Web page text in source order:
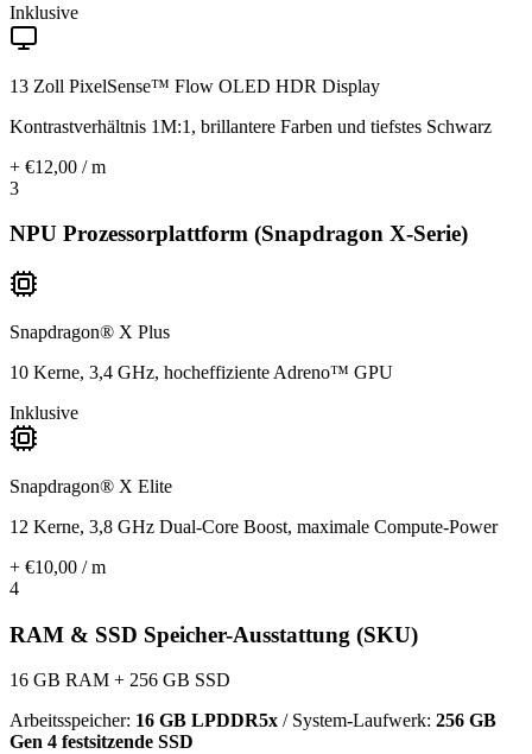
Inklusive
13 Zoll PixelSense™ Flow OLED HDR Display
Kontrastverhältnis 1M:1, brillantere Farben und tiefstes Schwarz
+ €12,00 / m
3
NPU Prozessorplattform (Snapdragon X-Serie)
Snapdragon® X Plus
10 Kerne, 3,4 GHz, hocheffiziente Adreno™ GPU
Inklusive
Snapdragon® X Elite
12 Kerne, 3,8 GHz Dual-Core Boost, maximale Compute-Power
+ €10,00 / m
4
RAM & SSD Speicher-Ausstattung (SKU)
16 GB RAM + 256 GB SSD
Arbeitsspeicher: 16 GB LPDDR5x / System-Laufwerk: 256 GB
Gen 4 festsitzende SSD